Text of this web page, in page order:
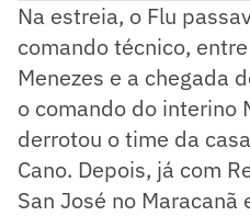
Na estreia, o Flu
comando técnico,
Menezes e a chegada
o comando do interino
derrotou o time da
Cano. Depois, já com
San José no